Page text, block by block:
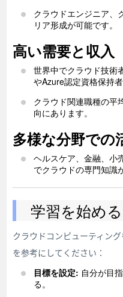
クラウドエンジニア、
リア形成が可能です。
高い需要と収入
世界中でクラウド技術
やAzure認定資格保持
クラウド関連職種の平
向にあります。
多様な分野での
ヘルスケア、金融、小
でクラウドの専門知識
学習を始め
クラウドコンピューティン
を参考にしてください：
目標を設定: 自分が目
る。